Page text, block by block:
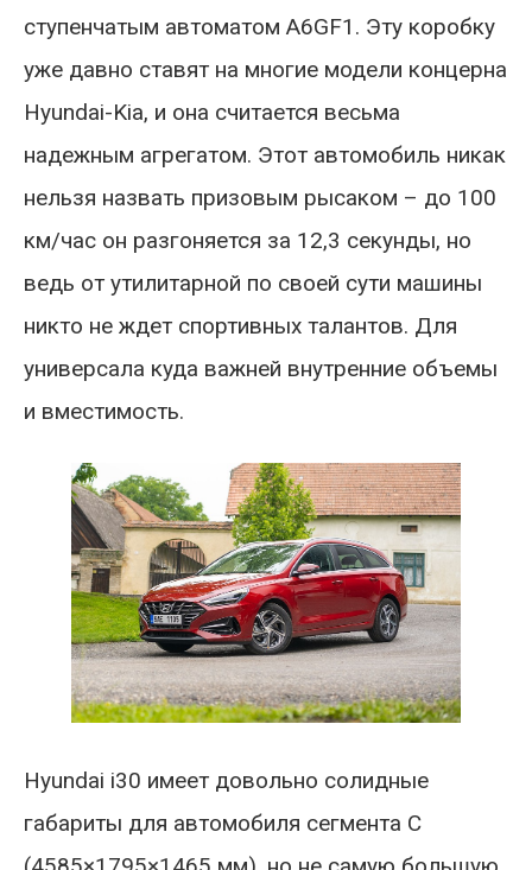
ступенчатым автоматом A6GF1. Эту коробку
уже давно ставят на многие модели концерна
Hyundai-Kia, и она считается весьма
надежным агрегатом. Этот автомобиль никак
нельзя назвать призовым рысаком – до 100
км/час он разгоняется за 12,3 секунды, но
ведь от утилитарной по своей сути машины
никто не ждет спортивных талантов. Для
универсала куда важней внутренние объемы
и вместимость.
Hyundai i30 имеет довольно солидные
габариты для автомобиля сегмента С